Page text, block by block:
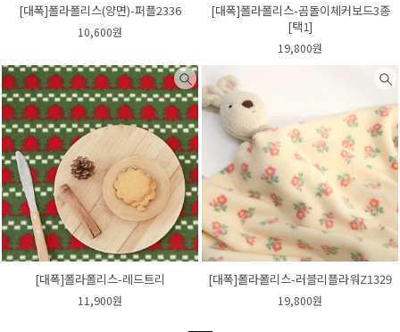
[대폭]폴라폴리스(양면)-퍼플2336
10,600원
[대폭]폴라폴리스-곰돌이체커보드3종
[택1]
19,800원
[대폭]폴라폴리스-레드트리
11,900원
[대폭]폴라폴리스-러블리플라워Z1329
19,800원